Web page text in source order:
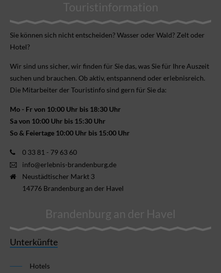
Touristinformation
Sie können sich nicht ent­scheiden? Wasser oder Wald? Zelt oder
Hotel?
Wir sind uns sicher, wir finden für Sie das, was Sie für Ihre Aus­zeit
suchen und brauchen. Ob aktiv, ent­spannend oder erlebnis­reich.
Die Mitarbeiter der Touristinfo sind gern für Sie da:
Mo - Fr von 10:00 Uhr bis 18:30 Uhr
Sa von 10:00 Uhr bis 15:30 Uhr
So & Feiertage 10:00 Uhr bis 15:00 Uhr
0 33 81 - 79 63 60
info@erlebnis-brandenburg.de
Neustädtischer Markt 3
14776 Brandenburg an der Havel
Brandenburg an der Havel
Unterkünfte
Hotels